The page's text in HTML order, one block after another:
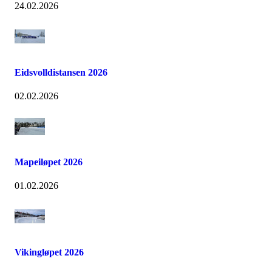
24.02.2026
Eidsvolldistansen 2026
02.02.2026
Mapeiløpet 2026
01.02.2026
Vikingløpet 2026